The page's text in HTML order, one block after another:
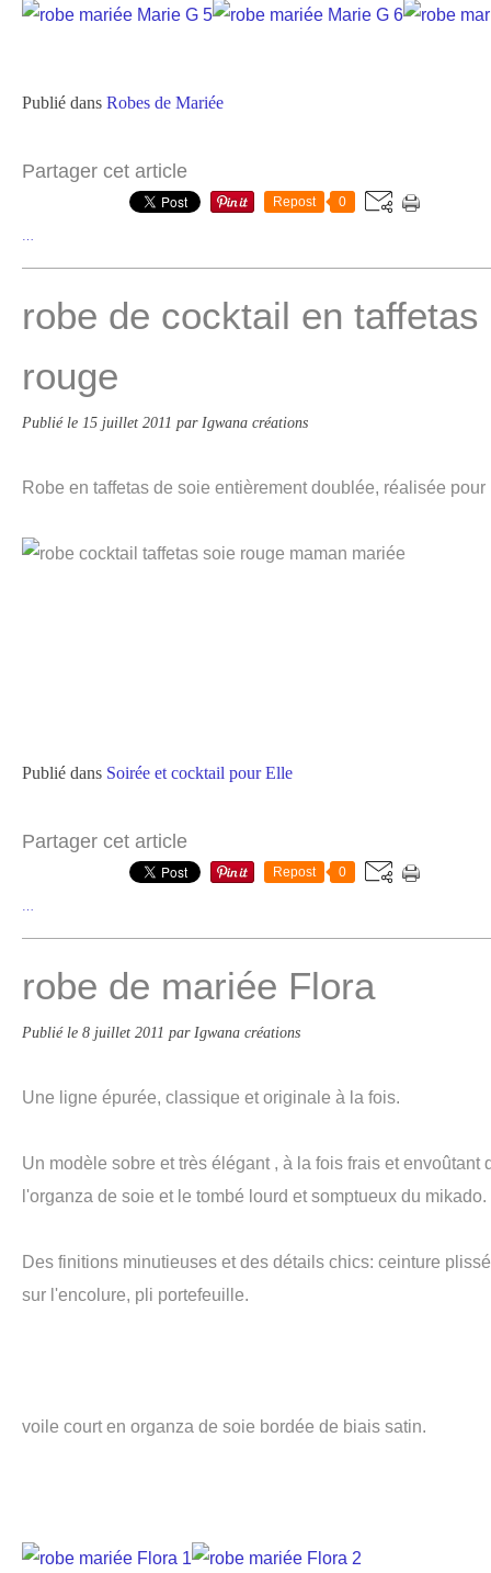
Publié dans Robes de Mariée
Partager cet article
Repost 0
robe de cocktail en taffetas
rouge
Publié le 15 juillet 2011 par Igwana créations
Robe en taffetas de soie entièrement doublée, réalisée
Publié dans Soirée et cocktail pour Elle
Partager cet article
Repost 0
robe de mariée Flora
Publié le 8 juillet 2011 par Igwana créations
Une ligne épurée, classique et originale à la fois.
Un modèle sobre et très élégant , à la fois frais et envoûtant
l'organza de soie et le tombé lourd et somptueux du mikado.
Des finitions minutieuses et des détails chics: ceinture
sur l'encolure, pli portefeuille.
voile court en organza de soie bordée de biais satin.